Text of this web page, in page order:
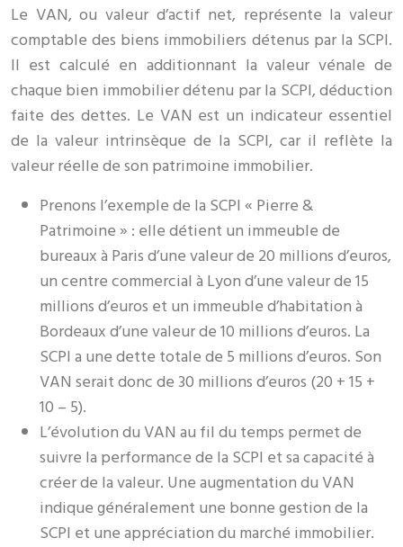
Le VAN, ou valeur d’actif net, représente la valeur
comptable des biens immobiliers détenus par la SCPI.
Il est calculé en additionnant la valeur vénale de
chaque bien immobilier détenu par la SCPI, déduction
faite des dettes. Le VAN est un indicateur essentiel
de la valeur intrinsèque de la SCPI, car il reflète la
valeur réelle de son patrimoine immobilier.
Prenons l’exemple de la SCPI « Pierre &
Patrimoine » : elle détient un immeuble de
bureaux à Paris d’une valeur de 20 millions d’euros,
un centre commercial à Lyon d’une valeur de 15
millions d’euros et un immeuble d’habitation à
Bordeaux d’une valeur de 10 millions d’euros. La
SCPI a une dette totale de 5 millions d’euros. Son
VAN serait donc de 30 millions d’euros (20 + 15 +
10 – 5).
L’évolution du VAN au fil du temps permet de
suivre la performance de la SCPI et sa capacité à
créer de la valeur. Une augmentation du VAN
indique généralement une bonne gestion de la
SCPI et une appréciation du marché immobilier.